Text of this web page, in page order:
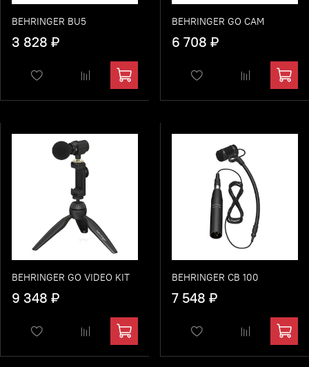
BEHRINGER BU5
3 828 ₽
BEHRINGER GO CAM
6 708 ₽
BEHRINGER GO VIDEO KIT
9 348 ₽
BEHRINGER CB 100
7 548 ₽